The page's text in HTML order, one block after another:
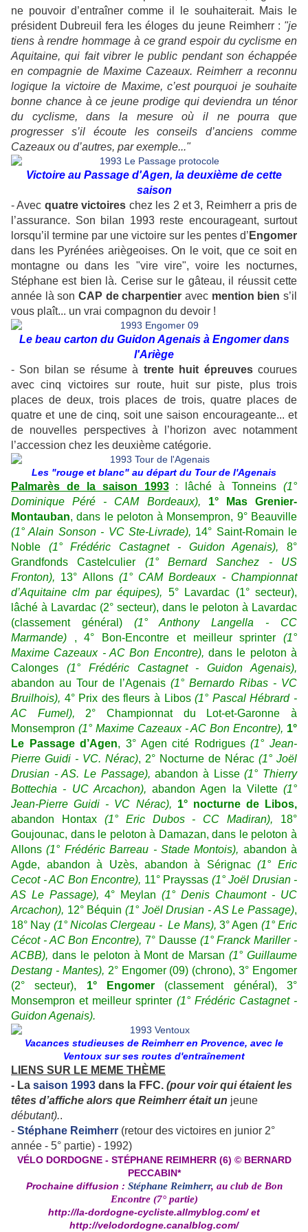
ne pouvoir d’entraîner comme il le souhaiterait. Mais le
président Dubreuil fera les éloges du jeune Reimherr : "je
tiens à rendre hommage à ce grand espoir du cyclisme en
Aquitaine, qui fait vibrer le public pendant son échappée
en compagnie de Maxime Cazeaux. Reimherr a reconnu
logique la victoire de Maxime, c’est pourquoi je souhaite
bonne chance à ce jeune prodige qui deviendra un ténor
du cyclisme, dans la mesure où il ne pourra que
progresser s’il écoute les conseils d’anciens comme
Cazeaux ou d’autres, par exemple..."
Victoire au Passage d'Agen, la deuxième de cette
saison
- Avec quatre victoires chez les 2 et 3, Reimherr a pris de
l’assurance. Son bilan 1993 reste encourageant, surtout
lorsqu’il termine par une victoire sur les pentes d’ Engomer
dans les Pyrénées ariègeoises. On le voit, que ce soit en
montagne ou dans les "vire vire", voire les nocturnes,
Stéphane est bien là. Cerise sur le gâteau, il réussit cette
année là son CAP de charpentier avec mention bien s’il
vous plaît... un vrai compagnon du devoir !
Le beau carton du Guidon Agenais à Engomer dans
l'Ariège
- Son bilan se résume à trente huit épreuvescourues
avec cinq victoires sur route, huit sur piste, plus trois
places de deux, trois places de trois, quatre places de
quatre et une de cinq, soit une saison encourageante... et
de nouvelles perspectives à l’horizon avec notamment
l’accession chez les deuxième catégorie.
Les "rouge et blanc" au départ du Tour de l'Agenais
Palmarès de la saison 1993: lâché à Tonneins(1°
Dominique Péré - CAM Bordeaux),
1° Mas Grenier-
Montauban, dans le peloton à Monsempron, 9° Beauville
(1° Alain Sonson - VC Ste-Livrade), 14° Saint-Romain le
Noble (1° Frédéric Castagnet - Guidon Agenais), 8°
Grandfonds Castelculier (1° Bernard Sanchez - US
Fronton), 13° Allons (1° CAM Bordeaux - Championnat
d’Aquitaine clm par équipes), 5° Lavardac (1° secteur),
lâché à Lavardac (2° secteur), dans le peloton à Lavardac
(classement général) (1° Anthony Langella - CC
Marmande) , 4° Bon-Encontre et meilleur sprinter (1°
Maxime Cazeaux - AC Bon Encontre), dans le peloton à
Calonges (1° Frédéric Castagnet - Guidon Agenais),
abandon au Tour de l’Agenais (1° Bernardo Ribas - VC
Bruilhois), 4° Prix des fleurs à Libos(1° Pascal Hébrard -
AC Fumel), 2° Championnat du Lot-et-Garonne à
Monsempron (1° Maxime Cazeaux - AC Bon Encontre), 1°
Le Passage d’Agen, 3° Agen cité Rodrigues(1° Jean-
Pierre Guidi - VC. Nérac), 2° Nocturne de Nérac (1° Joël
Drusian - AS. Le Passage),abandon à Lisse(1° Thierry
Bottechia - UC Arcachon), abandon Agen la Vilette (1°
Jean-Pierre Guidi - VC Nérac), 1° nocturne de Libos,
abandon Hontax (1° Eric Dubos - CC Madiran), 18°
Goujounac, dans le peloton à Damazan, dans le peloton à
Allons(1° Frédéric Barreau - Stade Montois), abandon à
Agde, abandon à Uzès, abandon à Sérignac(1° Eric
Cecot - AC Bon Encontre), 11° Prayssas (1° Joël Drusian -
AS Le Passage), 4° Meylan (1° Denis Chaumont - UC
Arcachon), 12° Béquin (1° Joël Drusian - AS Le Passage),
18° Nay (1° Nicolas Clergeau - Le Mans), 3° Agen (1° Eric
Cécot - AC Bon Encontre), 7° Dausse (1° Franck Mariller -
ACBB), dans le peloton à Mont de Marsan(1° Guillaume
Destang - Mantes), 2° Engomer (09) (chrono), 3° Engomer
(2° secteur), 1° Engomer (classement général), 3°
Monsempron et meilleur sprinter (1° Frédéric Castagnet -
Guidon Agenais).
Vacances studieuses de Reimherr en Provence, avec le
Ventoux sur ses routes d'entraînement
LIENS SUR LE MEME THÈME
- La saison 1993 dans la FFC. (pour voir qui étaient les
têtes d’affiche alors que Reimherr était un jeune
débutant)..
- Stéphane Reimherr (retour des victoires en junior 2°
année - 5° partie) - 1992)
VÉLO DORDOGNE - STÉPHANE REIMHERR (6) © BERNARD
PECCABIN*
Prochaine diffusion : Stéphane Reimherr, au club de Bon
Encontre (7° partie)
http://la-dordogne-cycliste.allmyblog.com/et
http://velodordogne.canalblog.com/